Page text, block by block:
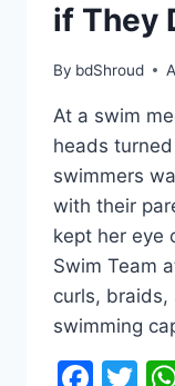
if They
By bdShroud
At a swim
heads
swimmers
with their
kept her eye
Swim Team
curls, braids,
swimming